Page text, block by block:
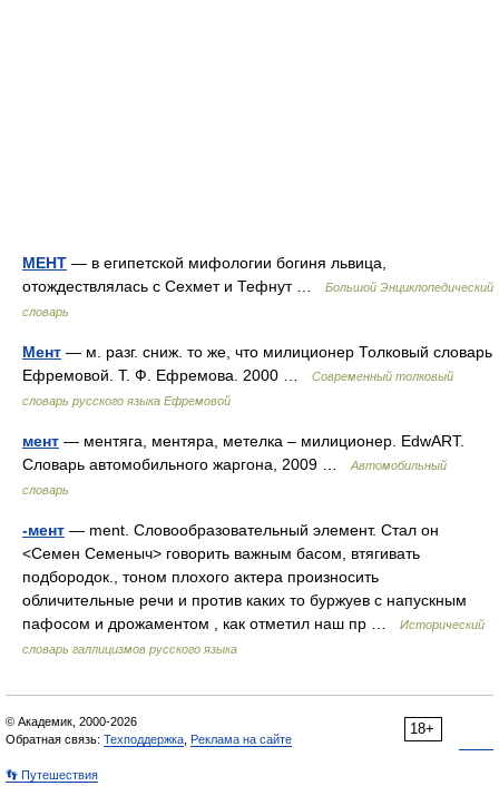
МЕНТ — в египетской мифологии богиня львица,
отождествлялась с Сехмет и Тефнут …
Большой Энциклопедический
словарь
Мент — м. разг. сниж. то же, что милиционер Толковый словарь
Ефремовой. Т. Ф. Ефремова. 2000 …
Современный толковый
словарь русского языка Ефремовой
мент — ментяга, ментяра, метелка – милиционер. EdwART.
Словарь автомобильного жаргона, 2009 …
Автомобильный
словарь
-мент — ment. Словообразовательный элемент. Стал он
<Семен Семеныч> говорить важным басом, втягивать
подбородок., тоном плохого актера произносить
обличительные речи и против каких то буржуев с напускным
пафосом и дрожаментом , как отметил наш пр …
Исторический
словарь галлицизмов русского языка
18+
© Академик, 2000-2026
Обратная связь: Техподдержка Реклама на сайте
👣 Путешествия